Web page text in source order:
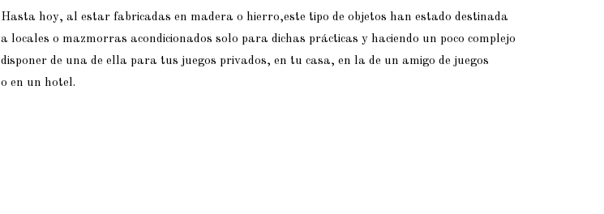
Hasta hoy, al estar fabricadas en madera o hierro,este tipo de objetos han estado destinada
a locales o mazmorras acondicionados solo para dichas prácticas y haciendo un poco complejo
disponer de una de ella para tus juegos privados, en tu casa, en la de un amigo de juegos
o en un hotel.